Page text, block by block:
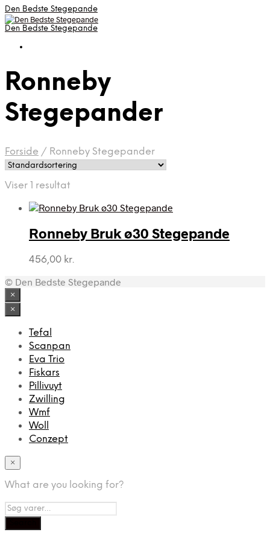
Den Bedste Stegepande
Den Bedste Stegepande
Ronneby
Stegepander
Forside / Ronneby Stegepander
Viser 1 resultat
Ronneby Bruk ø30 Stegepande
456,00 kr.
© Den Bedste Stegepande
×
×
Tefal
Scanpan
Eva Trio
Fiskars
Pillivuyt
Zwilling
Wmf
Woll
Conzept
×
What are you looking for?